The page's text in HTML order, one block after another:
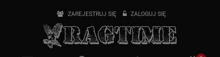
ZAREJESTRUJ SIĘ ZALOGUJ SIĘ